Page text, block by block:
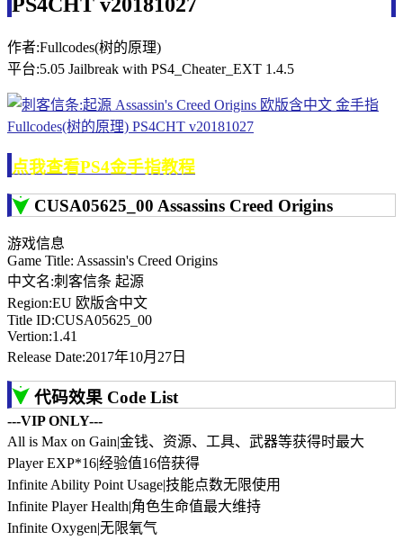
作者:Fullcodes(树的原理)
平台:5.05 Jailbreak with PS4_Cheater_EXT 1.4.5
点我查看PS4金手指教程
CUSA05625_00 Assassins Creed Origins
游戏信息
Game Title: Assassin's Creed Origins
中文名:刺客信条 起源
Region:EU 欧版含中文
Title ID:CUSA05625_00
Vertion:1.41
Release Date:2017年10月27日
代码效果 Code List
---VIP ONLY---
All is Max on Gain|金钱、资源、工具、武器等获得时最大
Player EXP*16|经验值16倍获得
Infinite Ability Point Usage|技能点数无限使用
Infinite Player Health|角色生命值最大维持
Infinite Oxygen|无限氧气